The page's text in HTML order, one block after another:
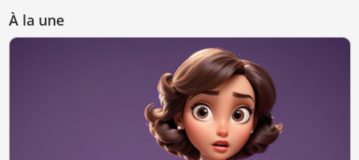
À la une